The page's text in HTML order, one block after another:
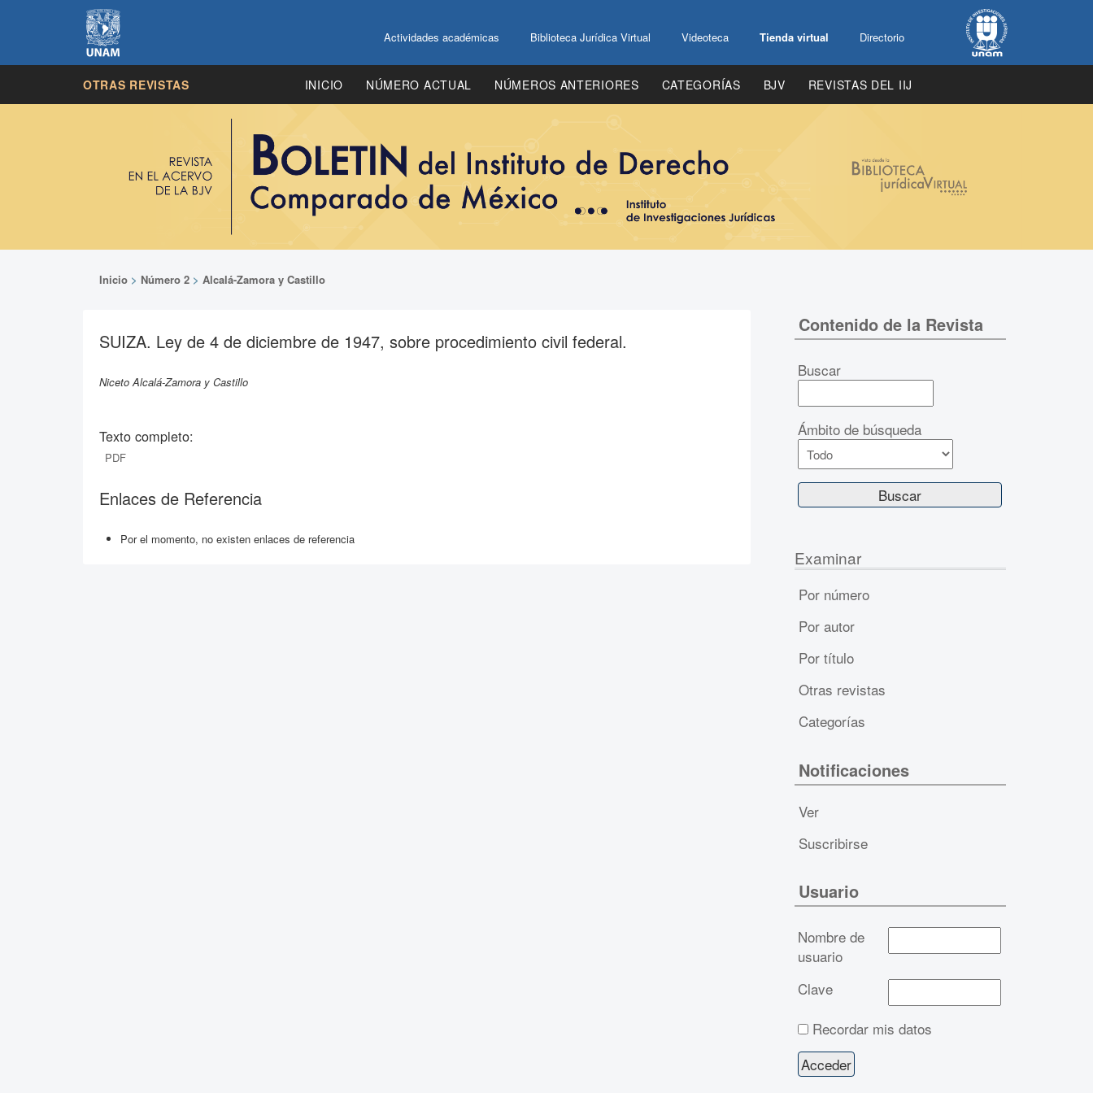
Actividades académicas Biblioteca Jurídica Virtual Videoteca Tienda virtual Directorio
OTRAS REVISTAS INICIO NÚMERO ACTUAL NÚMEROS ANTERIORES CATEGORÍAS BJV REVISTAS DEL IIJ
Inicio > Número 2 > Alcalá-Zamora y Castillo
SUIZA. Ley de 4 de diciembre de 1947, sobre procedimiento civil federal.
Niceto Alcalá-Zamora y Castillo
Texto completo:
PDF
Enlaces de Referencia
Por el momento, no existen enlaces de referencia
Contenido de la Revista
Buscar
Ámbito de búsqueda
Examinar
Por número
Por autor
Por título
Otras revistas
Categorías
Notificaciones
Ver
Suscribirse
Usuario
Nombre de
usuario
Clave
Recordar mis datos